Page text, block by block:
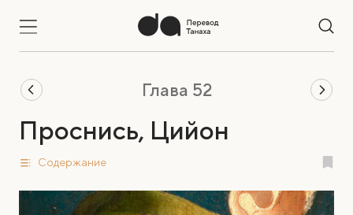
Глава 52
Проснись, Цийон
Содержание